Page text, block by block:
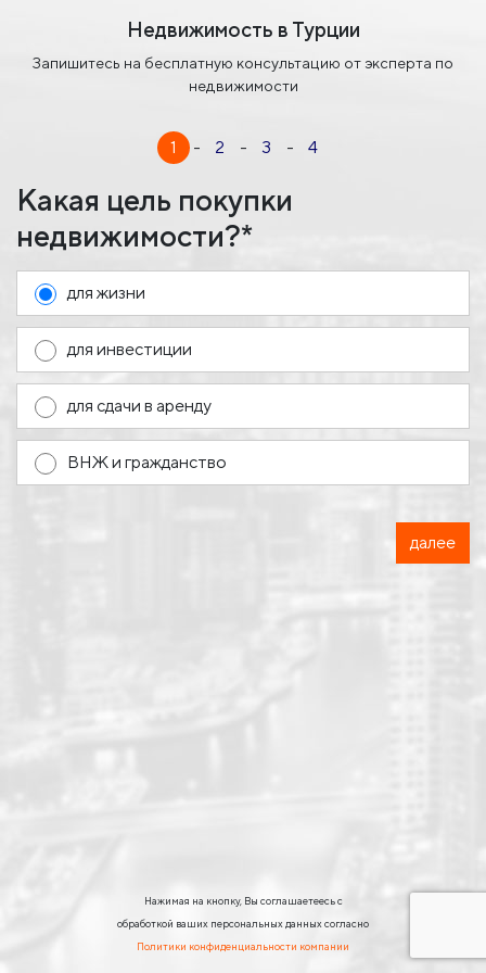
Недвижимость в Турции
Запишитесь на бесплатную консультацию от эксперта по
недвижимости
1 - 2 - 3 - 4
Какая цель покупки
недвижимости?*
для жизни
для инвестиции
для сдачи в аренду
ВНЖ и гражданство
далее
Нажимая на кнопку, Вы соглашаетеесь с
обработкой ваших персональных данных согласно
Политики конфиденциальности компании